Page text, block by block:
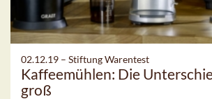
02.12.19 – Stiftung Warentest
Kaffeemühlen: Die
groß